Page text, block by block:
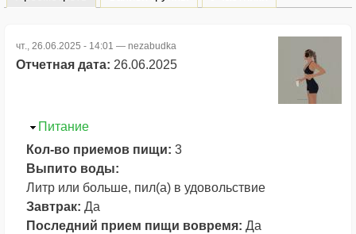
Главные вкладки
чт., 26.06.2025 - 14:01 — nezabudka
Отчетная дата: 26.06.2025
Скрыть
Питание
Кол-во приемов пищи: 3
Выпито воды:
Литр или больше, пил(а) в удовольствие
Завтрак: Да
Последний прием пищи вовремя: Да